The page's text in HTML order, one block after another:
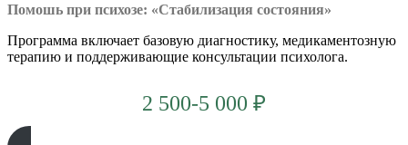
Помошь при психозе: «Стабилизация состояния»
Программа включает базовую диагностику, медикаментозную
терапию и поддерживающие консультации психолога.
2 500-5 000 ₽